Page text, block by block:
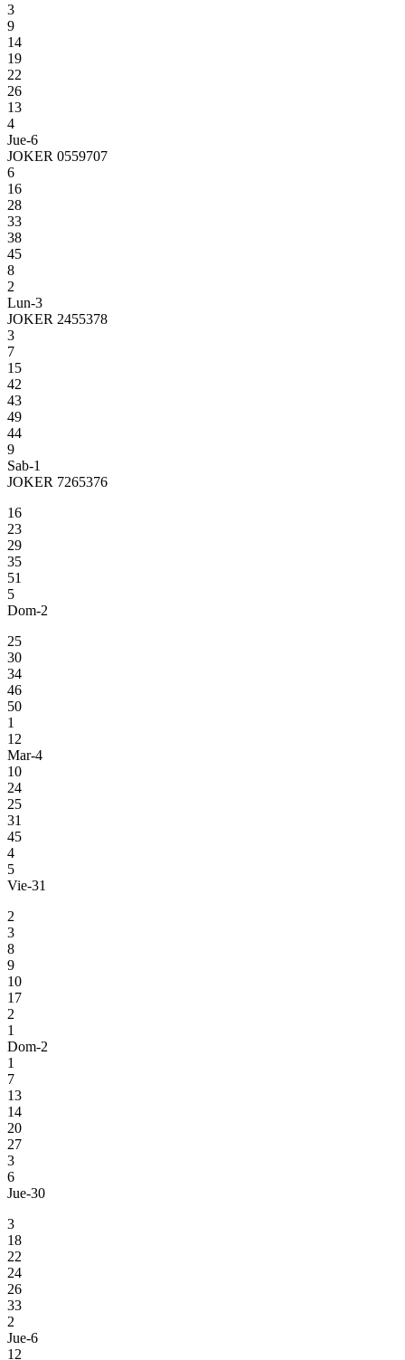
3
9
14
19
22
26
13
4
Jue-6
JOKER 0559707
6
16
28
33
38
45
8
2
Lun-3
JOKER 2455378
3
7
15
42
43
49
44
9
Sab-1
JOKER 7265376
16
23
29
35
51
5
Dom-2
25
30
34
46
50
1
12
Mar-4
10
24
25
31
45
4
5
Vie-31
2
3
8
9
10
17
2
1
Dom-2
1
7
13
14
20
27
3
6
Jue-30
3
18
22
24
26
33
2
Jue-6
12